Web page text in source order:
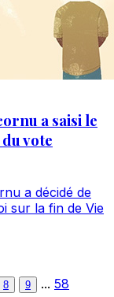
a saisi le
vote
a décidé de
sur la fin de Vie
8 9 ... 58